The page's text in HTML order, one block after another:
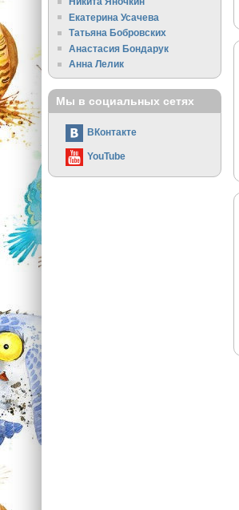
Екатерина Усачева
Татьяна Бобровских
Анастасия Бондарук
Анна Лелик
Мы в социальных сетях
ВКонтакте
YouTube